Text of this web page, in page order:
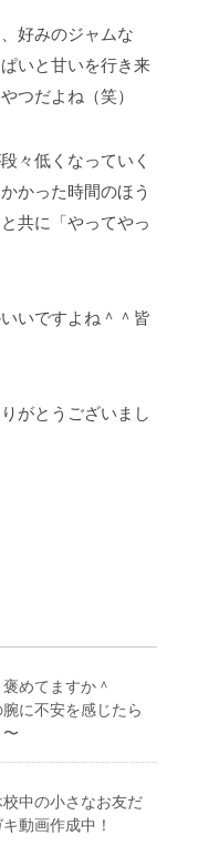
好みのジャムな
いと甘いを行き来
つだよね（笑）
々低くなっていく
かった時間のほう
共に「やってやっ
いですよね＾＾皆
がとうございまし
めてますか＾
腕に不安を感じたら
校中の小さなお友だ
動画作成中！